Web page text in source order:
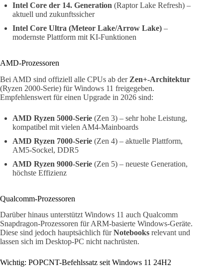
Intel Core der 14. Generation (Raptor Lake Refresh) –
aktuell und zukunftssicher
Intel Core Ultra (Meteor Lake/Arrow Lake) –
modernste Plattform mit KI-Funktionen
AMD-Prozessoren
Bei AMD sind offiziell alle CPUs ab der Zen+-Architektur
(Ryzen 2000-Serie) für Windows 11 freigegeben.
Empfehlenswert für einen Upgrade in 2026 sind:
AMD Ryzen 5000-Serie (Zen 3) – sehr hohe Leistung,
kompatibel mit vielen AM4-Mainboards
AMD Ryzen 7000-Serie (Zen 4) – aktuelle Plattform,
AM5-Sockel, DDR5
AMD Ryzen 9000-Serie (Zen 5) – neueste Generation,
höchste Effizienz
Qualcomm-Prozessoren
Darüber hinaus unterstützt Windows 11 auch Qualcomm
Snapdragon-Prozessoren für ARM-basierte Windows-Geräte.
Diese sind jedoch hauptsächlich fürNotebooks relevant und
lassen sich im Desktop-PC nicht nachrüsten.
Wichtig: POPCNT-Befehlssatz seit Windows 11 24H2